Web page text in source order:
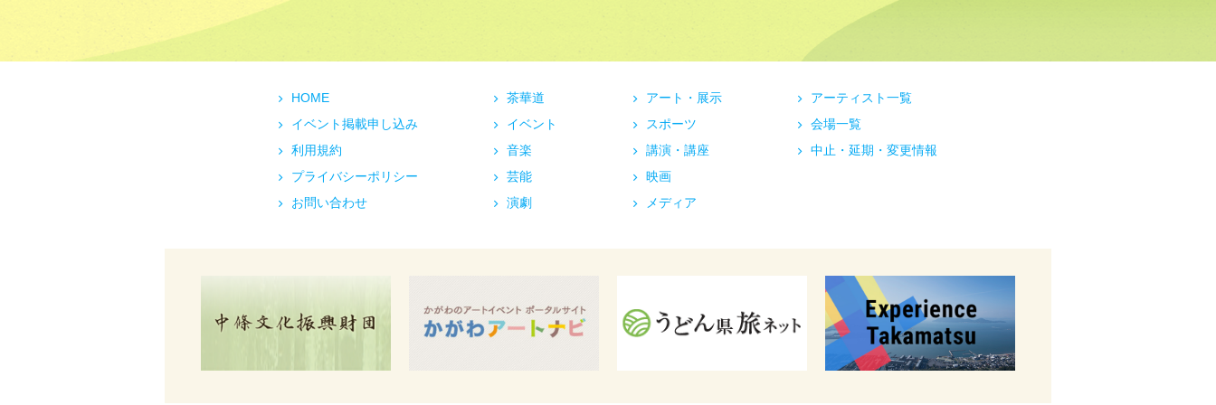
HOME
イベント掲載申し込み
利用規約
プライバシーポリシー
お問い合わせ
茶華道
イベント
音楽
芸能
演劇
アート・展示
スポーツ
講演・講座
映画
メディア
アーティスト一覧
会場一覧
中止・延期・変更情報